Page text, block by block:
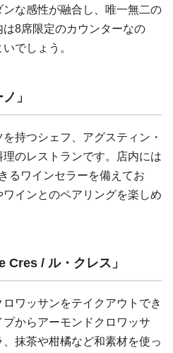
な感性が融合し、唯一無二の
8席限定のカウンターなの
でしょう。
」
持つシェフ、アグスティン・
のレストランです。店内には
るワインセラーを備えてお
インとのペアリングを楽しめ
Cres / ル・クレス」
ワッサンをテイクアウトでき
からアーモンドクロワッサ
抹茶や柑橘など和素材を使っ